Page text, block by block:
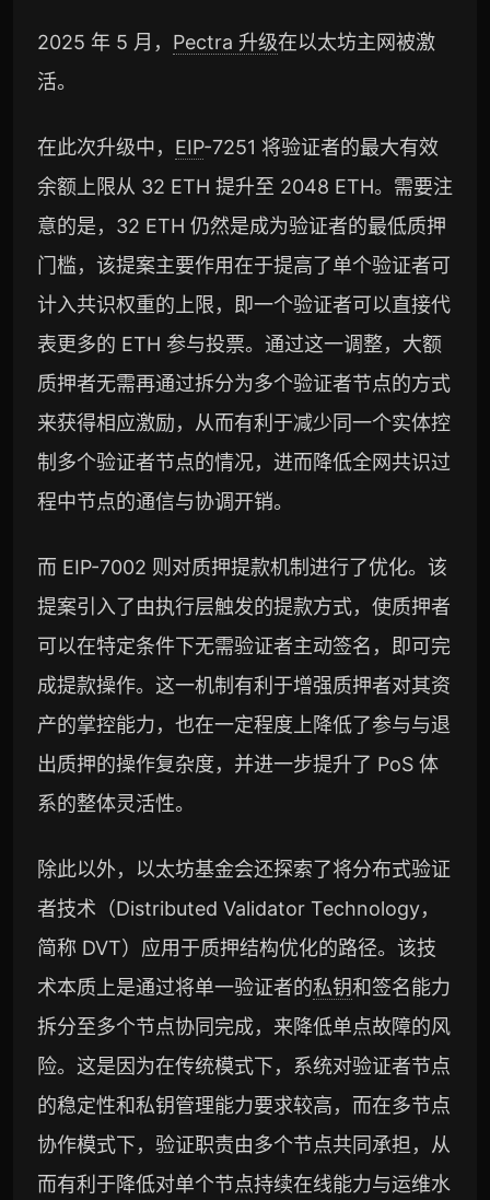
2025 年 5 月， Pectra 升级在以太坊主网被激
活。
在此次升级中， EIP-7251 将验证者的最大有效
余额上限从 32 ETH 提升至 2048 ETH。需要注
意的是，32 ETH 仍然是成为验证者的最低质押
门槛，该提案主要作用在于提高了单个验证者可
计入共识权重的上限，即一个验证者可以直接代
表更多的 ETH 参与投票。通过这一调整，大额
质押者无需再通过拆分为多个验证者节点的方式
来获得相应激励，从而有利于减少同一个实体控
制多个验证者节点的情况，进而降低全网共识过
程中节点的通信与协调开销。
而 EIP-7002 则对质押提款机制进行了优化。该
提案引入了由执行层触发的提款方式，使质押者
可以在特定条件下无需验证者主动签名，即可完
成提款操作。这一机制有利于增强质押者对其资
产的掌控能力，也在一定程度上降低了参与与退
出质押的操作复杂度，并进一步提升了 PoS 体
系的整体灵活性。
除此以外，以太坊基金会还探索了将分布式验证
者技术（Distributed Validator Technology，
简称 DVT）应用于质押结构优化的路径。该技
术本质上是通过将单一验证者的私钥和签名能力
拆分至多个节点协同完成，来降低单点故障的风
险。这是因为在传统模式下，系统对验证者节点
的稳定性和私钥管理能力要求较高，而在多节点
协作模式下，验证职责由多个节点共同承担，从
而有利于降低对单个节点持续在线能力与运维水